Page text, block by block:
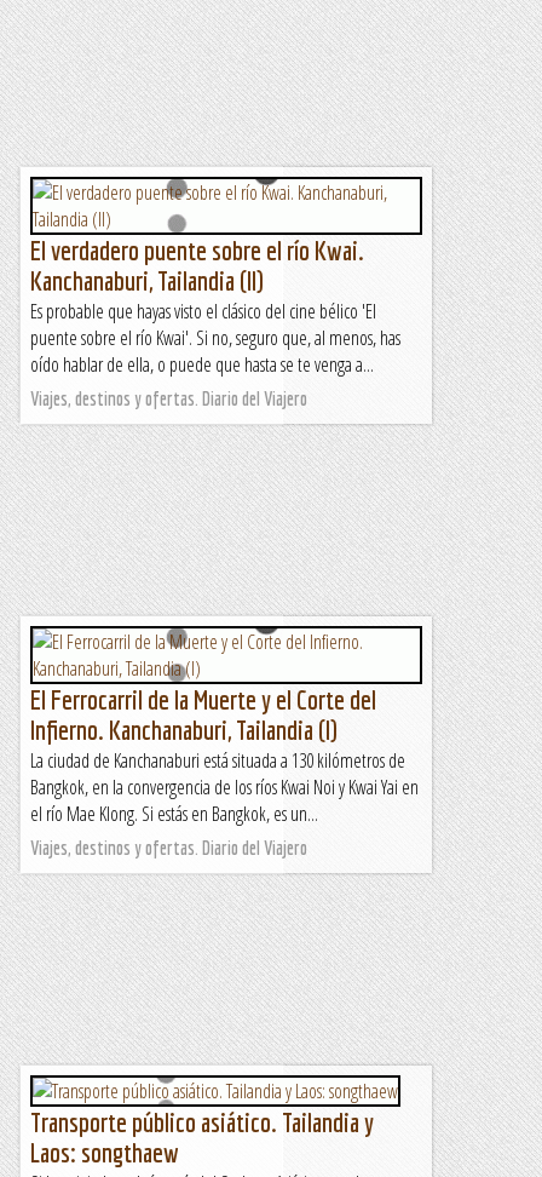
El verdadero puente sobre el río Kwai.
Kanchanaburi, Tailandia (II)
Es probable que hayas visto el clásico del cine bélico 'El
puente sobre el río Kwai'. Si no, seguro que, al menos, has
oído hablar de ella, o puede que hasta se te venga a...
Viajes, destinos y ofertas. Diario del Viajero
El Ferrocarril de la Muerte y el Corte del
Infierno. Kanchanaburi, Tailandia (I)
La ciudad de Kanchanaburi está situada a 130 kilómetros de
Bangkok, en la convergencia de los ríos Kwai Noi y Kwai Yai en
el río Mae Klong. Si estás en Bangkok, es un...
Viajes, destinos y ofertas. Diario del Viajero
Transporte público asiático. Tailandia y
Laos: songthaew